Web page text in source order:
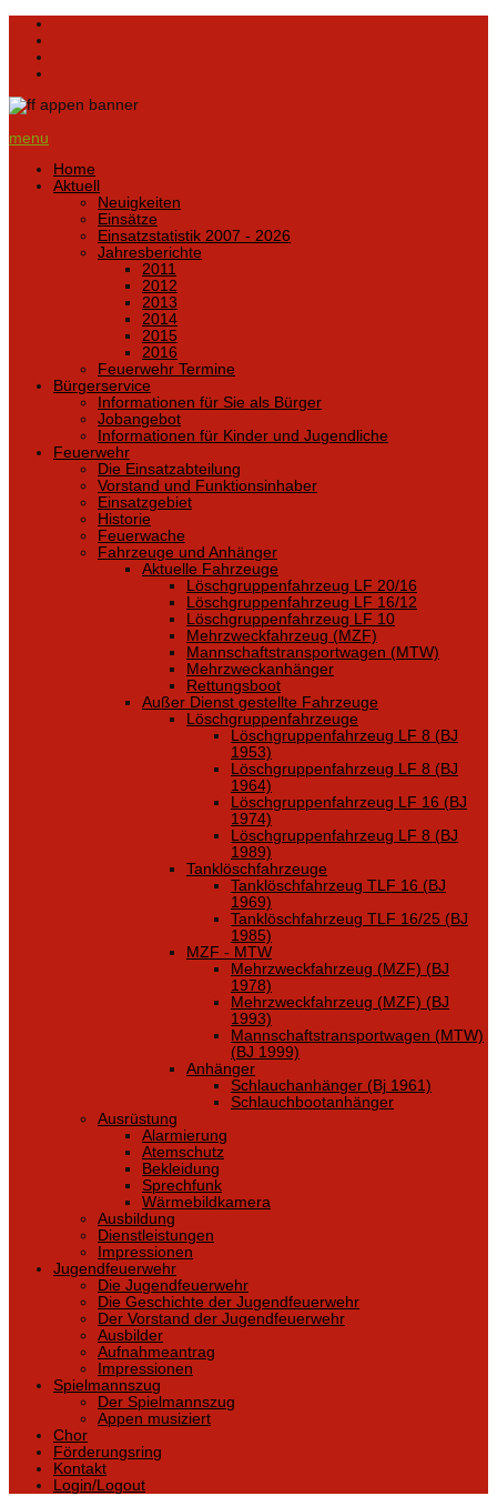
menu
Home
Aktuell
Neuigkeiten
Einsätze
Einsatzstatistik 2007 - 2026
Jahresberichte
2011
2012
2013
2014
2015
2016
Feuerwehr Termine
Bürgerservice
Informationen für Sie als Bürger
Jobangebot
Informationen für Kinder und Jugendliche
Feuerwehr
Die Einsatzabteilung
Vorstand und Funktionsinhaber
Einsatzgebiet
Historie
Feuerwache
Fahrzeuge und Anhänger
Aktuelle Fahrzeuge
Löschgruppenfahrzeug LF 20/16
Löschgruppenfahrzeug LF 16/12
Löschgruppenfahrzeug LF 10
Mehrzweckfahrzeug (MZF)
Mannschaftstransportwagen (MTW)
Mehrzweckanhänger
Rettungsboot
Außer Dienst gestellte Fahrzeuge
Löschgruppenfahrzeuge
Löschgruppenfahrzeug LF 8 (BJ
1953)
Löschgruppenfahrzeug LF 8 (BJ
1964)
Löschgruppenfahrzeug LF 16 (BJ
1974)
Löschgruppenfahrzeug LF 8 (BJ
1989)
Tanklöschfahrzeuge
Tanklöschfahrzeug TLF 16 (BJ
1969)
Tanklöschfahrzeug TLF 16/25 (BJ
1985)
MZF - MTW
Mehrzweckfahrzeug (MZF) (BJ
1978)
Mehrzweckfahrzeug (MZF) (BJ
1993)
Mannschaftstransportwagen (MTW)
(BJ 1999)
Anhänger
Schlauchanhänger (Bj 1961)
Schlauchbootanhänger
Ausrüstung
Alarmierung
Atemschutz
Bekleidung
Sprechfunk
Wärmebildkamera
Ausbildung
Dienstleistungen
Impressionen
Jugendfeuerwehr
Die Jugendfeuerwehr
Die Geschichte der Jugendfeuerwehr
Der Vorstand der Jugendfeuerwehr
Ausbilder
Aufnahmeantrag
Impressionen
Spielmannszug
Der Spielmannszug
Appen musiziert
Chor
Förderungsring
Kontakt
Login/Logout